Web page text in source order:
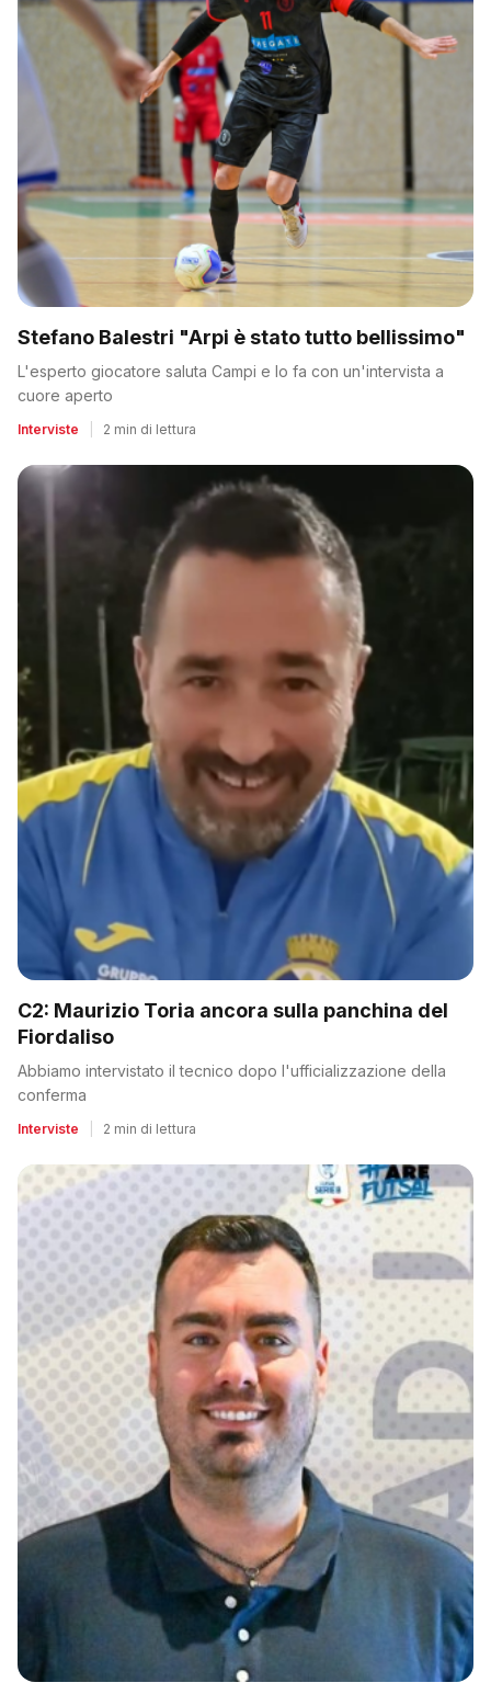
Stefano Balestri "Arpi è stato tutto bellissimo"
L'esperto giocatore saluta Campi e lo fa con un'intervista a
cuore aperto
Interviste 2 min di lettura
C2: Maurizio Toria ancora sulla panchina del
Fiordaliso
Abbiamo intervistato il tecnico dopo l'ufficializzazione della
conferma
Interviste 2 min di lettura